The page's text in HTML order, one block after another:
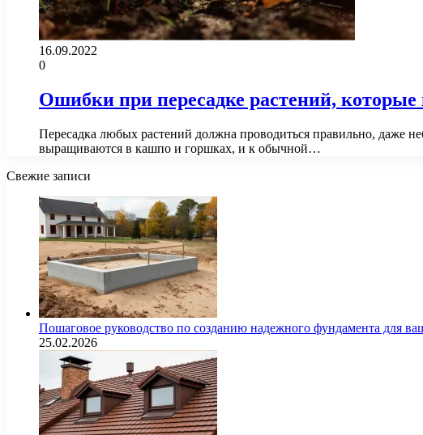
16.09.2022
0
Ошибки при пересадке растений, которые
Пересадка любых растений должна проводиться правильно, даже
выращиваются в кашпо и горшках, и к обычной…
Свежие записи
Пошаговое руководство по созданию надежного фундамента для
25.02.2026